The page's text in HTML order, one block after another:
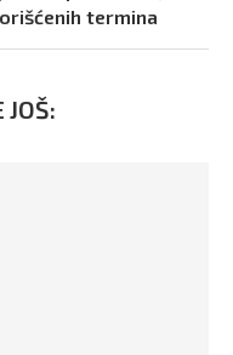
termina
JOŠ: